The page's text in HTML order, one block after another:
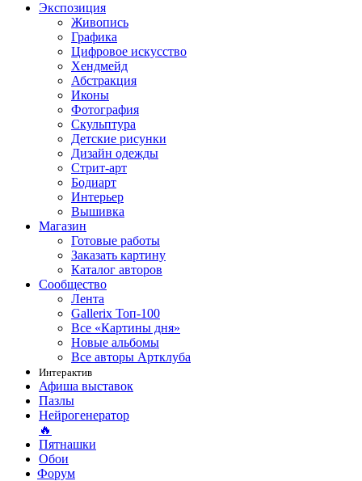
Экспозиция
Живопись
Графика
Цифровое искусство
Хендмейд
Абстракция
Иконы
Фотография
Скульптура
Детские рисунки
Дизайн одежды
Стрит-арт
Бодиарт
Интерьер
Вышивка
Магазин
Готовые работы
Заказать картину
Каталог авторов
Сообщество
Лента
Gallerix Топ-100
Все «Картины дня»
Новые альбомы
Все авторы Артклуба
Интерактив
Афиша выставок
Пазлы
Нейрогенератор
🔥
Пятнашки
Обои
Форум